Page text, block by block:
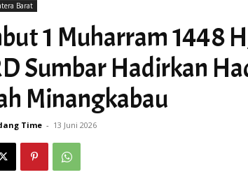
Barat
1 Muharram 1448
Sumbar Hadirkan
Minangkabau
Time - 13 Juni 2026